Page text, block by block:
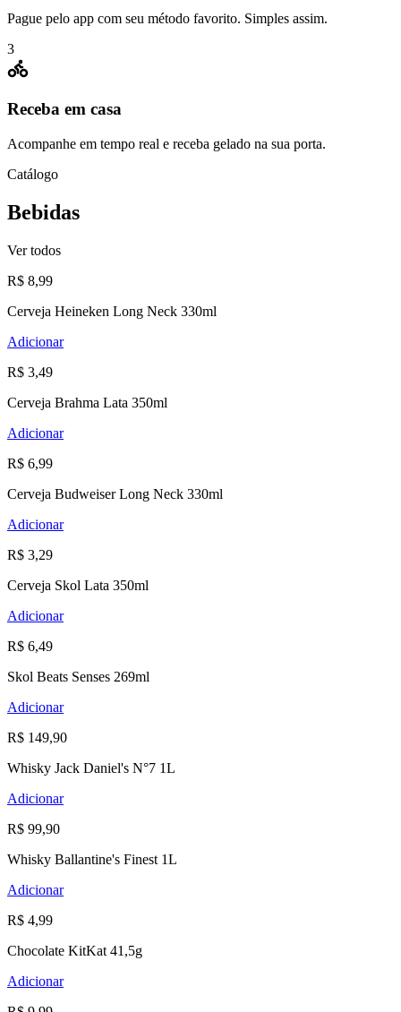
Pague pelo app com seu método favorito. Simples assim.
3
Receba em casa
Acompanhe em tempo real e receba gelado na sua porta.
Catálogo
Bebidas
Ver todos
R$ 8,99
Cerveja Heineken Long Neck 330ml
Adicionar
R$ 3,49
Cerveja Brahma Lata 350ml
Adicionar
R$ 6,99
Cerveja Budweiser Long Neck 330ml
Adicionar
R$ 3,29
Cerveja Skol Lata 350ml
Adicionar
R$ 6,49
Skol Beats Senses 269ml
Adicionar
R$ 149,90
Whisky Jack Daniel's N°7 1L
Adicionar
R$ 99,90
Whisky Ballantine's Finest 1L
Adicionar
R$ 4,99
Chocolate KitKat 41,5g
Adicionar